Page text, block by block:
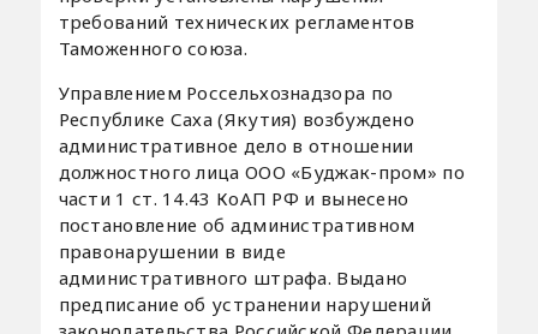
требований технических регламентов
Таможенного союза.
Управлением Россельхознадзора по
Республике Саха (Якутия) возбуждено
административное дело в отношении
должностного лица ООО «Буджак-пром» по
части 1 ст. 14.43 КоАП РФ и вынесено
постановление об административном
правонарушении в виде
административного штрафа. Выдано
предписание об устранении нарушений